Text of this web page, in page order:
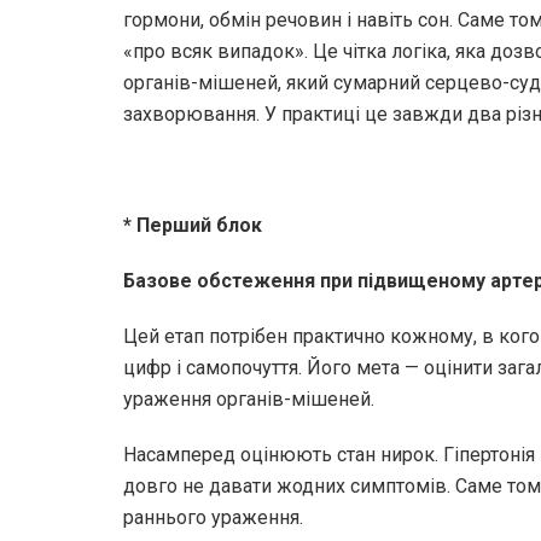
гормони, обмін речовин і навіть сон. Саме
«про всяк випадок». Це чітка логіка, яка
органів-мішеней, який сумарний серцево-
захворювання. У практиці це завжди два
* Перший блок
Базове обстеження при підвищеному
Цей етап потрібен практично кожному, в
цифр і самопочуття. Його мета — оцінити
ураження органів-мішеней.
Насамперед оцінюють стан нирок.
довго не давати жодних симптомів. Саме
раннього ураження.